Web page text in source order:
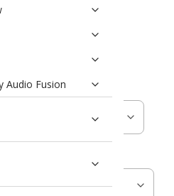
Audio Fusion
Doładowanie solarne
Bluetooth